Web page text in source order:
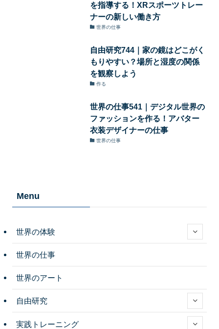
を指導する！XRスポーツトレー
ナーの新しい働き方
世界の仕事
自由研究744｜家の鏡はどこがく
もりやすい？場所と湿度の関係
を観察しよう
作る
世界の仕事541｜デジタル世界の
ファッションを作る！アバター
衣装デザイナーの仕事
世界の仕事
Menu
世界の体験
世界の仕事
世界のアート
自由研究
実践トレーニング